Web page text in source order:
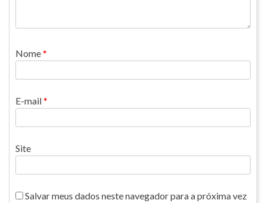
Nome*
E-mail*
Site
Salvar meus dados neste navegador para a próxima vez